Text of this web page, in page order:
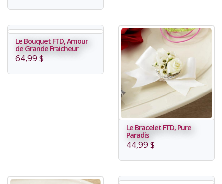
Le Bouquet FTD, Amour
de Grande Fraicheur
64,99 $
Le Bracelet FTD, Pure
Paradis
44,99 $